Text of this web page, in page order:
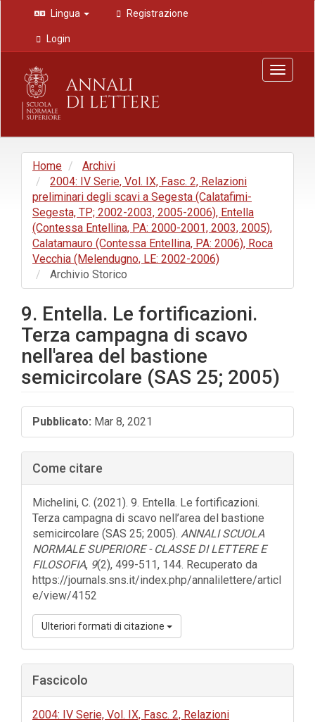
Navigazione
principale
Contenuto
principale
Barra
laterale
Lingua Registrazione
Login
Toggle
Home
Archivi
2004: IV Serie, Vol. IX, Fasc. 2, Relazioni
preliminari degli scavi a Segesta (Calatafimi-
Segesta, TP; 2002-2003, 2005-2006), Entella
(Contessa Entellina, PA: 2000-2001, 2003, 2005),
Calatamauro (Contessa Entellina, PA: 2006), Roca
Vecchia (Melendugno, LE: 2002-2006)
Archivio Storico
9. Entella. Le fortificazioni.
Terza campagna di scavo
nell'area del bastione
semicircolare (SAS 25; 2005)
Barra
laterale
dell'articolo
Pubblicato: Mar 8, 2021
Come citare
Michelini, C. (2021). 9. Entella. Le fortificazioni.
Terza campagna di scavo nell’area del bastione
semicircolare (SAS 25; 2005). ANNALI SCUOLA
NORMALE SUPERIORE - CLASSE DI LETTERE E
FILOSOFIA, 9(2), 499-511, 144. Recuperato da
https://journals.sns.it/index.php/annalilettere/articl
e/view/4152
Ulteriori formati di citazione
Fascicolo
2004: IV Serie, Vol. IX, Fasc. 2, Relazioni